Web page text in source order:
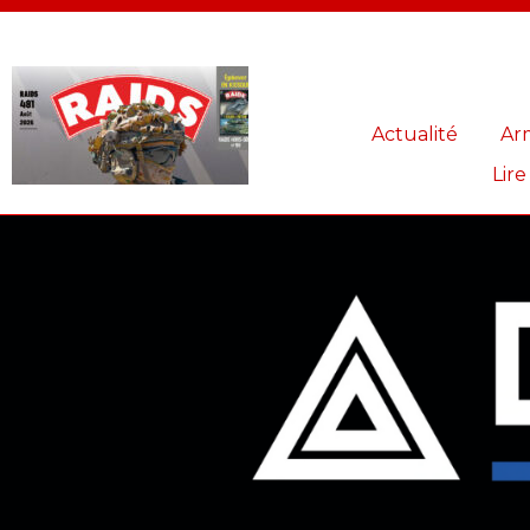
Actualité
Panneau de gestion des cookies